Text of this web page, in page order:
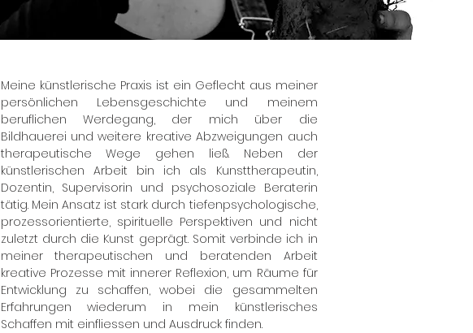
Meine künstlerische Praxis ist ein Geflecht aus meiner
persönlichen Lebensgeschichte und meinem
beruflichen Werdegang, der mich über die
Bildhauerei und weitere kreative Abzweigungen auch
therapeutische Wege gehen ließ. Neben der
künstlerischen Arbeit bin ich als Kunsttherapeutin,
Dozentin, Supervisorin und psychosoziale Beraterin
tätig. Mein Ansatz ist stark durch tiefenpsychologische,
prozessorientierte, spirituelle Perspektiven und nicht
zuletzt durch die Kunst geprägt. Somit verbinde ich in
meiner therapeutischen und beratenden Arbeit
kreative Prozesse mit innerer Reflexion, um Räume für
Entwicklung zu schaffen, wobei die gesammelten
Erfahrungen wiederum in mein künstlerisches
Schaffen mit einfliessen und Ausdruck finden.